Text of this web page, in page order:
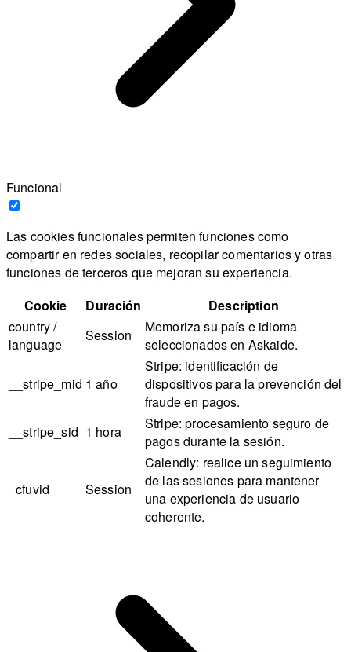
Funcional
Las cookies funcionales permiten funciones como
compartir en redes sociales, recopilar comentarios y otras
funciones de terceros que mejoran su experiencia.
Cookie
Duración
Description
country /
language
Session
Memoriza su país e idioma
seleccionados en Askaide.
__stripe_mid 1 año
Stripe: identificación de
dispositivos para la prevención del
fraude en pagos.
__stripe_sid 1 hora
Stripe: procesamiento seguro de
pagos durante la sesión.
_cfuvid Session
Calendly: realice un seguimiento
de las sesiones para mantener
una experiencia de usuario
coherente.